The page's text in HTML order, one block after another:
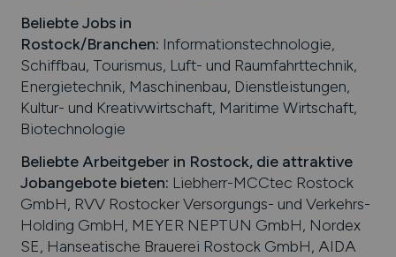
Beliebte Jobs in
Rostock/Branchen: Informationstechnologie,
Schiffbau, Tourismus, Luft- und Raumfahrttechnik,
Energietechnik, Maschinenbau, Dienstleistungen,
Kultur- und Kreativwirtschaft, Maritime Wirtschaft,
Biotechnologie
Beliebte Arbeitgeber in Rostock, die attraktive
Jobangebote bieten: Liebherr-MCCtec Rostock
GmbH, RVV Rostocker Versorgungs- und Verkehrs-
Holding GmbH, MEYER NEPTUN GmbH, Nordex
SE, Hanseatische Brauerei Rostock GmbH, AIDA